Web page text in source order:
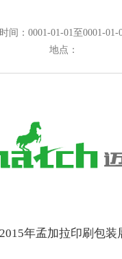
时间：0001-01-01至0001-01-
地点：
2015年孟加拉印刷包装